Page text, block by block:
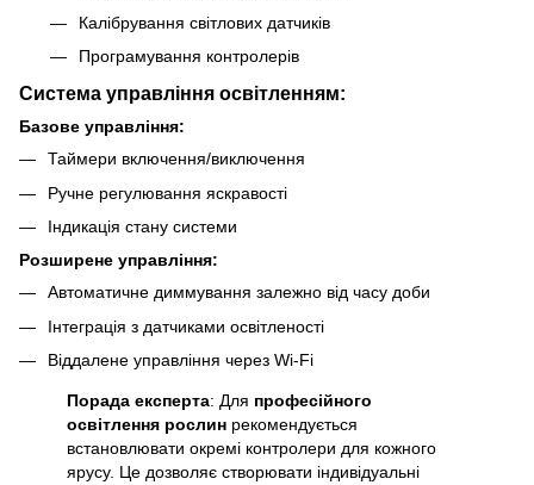
Калібрування світлових датчиків
Програмування контролерів
Система управління освітленням:
Базове управління:
Таймери включення/виключення
Ручне регулювання яскравості
Індикація стану системи
Розширене управління:
Автоматичне диммування залежно від часу доби
Інтеграція з датчиками освітленості
Віддалене управління через Wi-Fi
Порада експерта: Для професійного
освітлення рослин рекомендується
встановлювати окремі контролери для кожного
ярусу. Це дозволяє створювати індивідуальні